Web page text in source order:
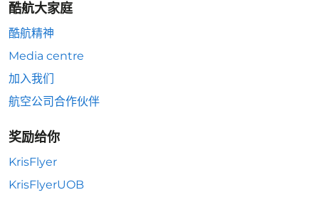
酷航大家庭
酷航精神
Media centre
加入我们
航空公司合作伙伴
奖励给你
KrisFlyer
KrisFlyerUOB